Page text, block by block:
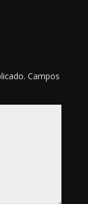
Campos